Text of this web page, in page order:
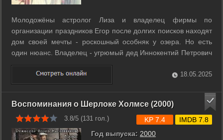
Молодожёны астролог Лиза и владелец фирмы по
организации праздников Егор после долгих поисков находят
дом своей мечты - роскошный особняк у озера. Но есть
один нюанс. Владелец - угрюмый дед Иннокентий Петрович
- останется жить с ними в доме до своей кончины, которая,
по его словам, уже не за горами. Сам особняк и цена за
него настолько ...
18.05.2025
Воспоминания о Шерлоке Холмсе (2000)
3.8/5 (131 гол.)
Год выпуска: 2000
KP 7.4 IMDB 7.8